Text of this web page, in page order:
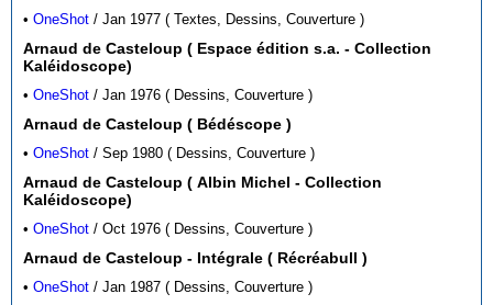
•OneShot / Jan 1977 ( Textes, Dessins, Couverture )
Arnaud de Casteloup ( Espace édition s.a. - Collection
Kaléidoscope)
•OneShot / Jan 1976 ( Dessins, Couverture )
Arnaud de Casteloup ( Bédéscope )
•OneShot / Sep 1980 ( Dessins, Couverture )
Arnaud de Casteloup ( Albin Michel - Collection
Kaléidoscope)
•OneShot / Oct 1976 ( Dessins, Couverture )
Arnaud de Casteloup - Intégrale ( Récréabull )
•OneShot / Jan 1987 ( Dessins, Couverture )